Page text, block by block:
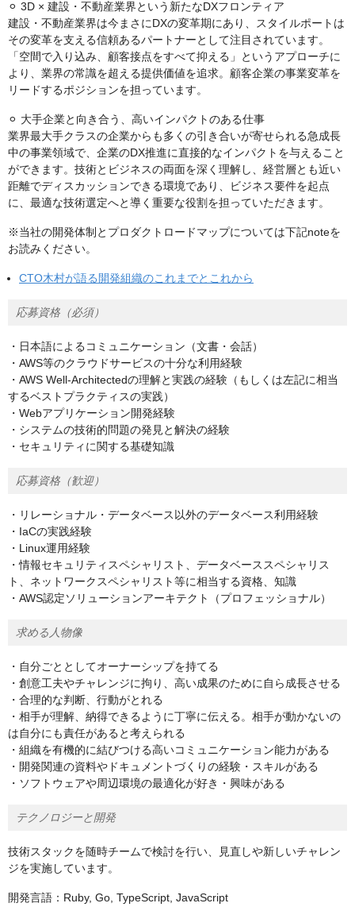
⚪︎ 3D × 建設・不動産業界という新たなDXフロンティア
建設・不動産業界は今まさにDXの変革期にあり、スタイルポートは
その変革を支える信頼あるパートナーとして注目されています。
「空間で入り込み、顧客接点をすべて抑える」というアプローチに
より、業界の常識を超える提供価値を追求。顧客企業の事業変革を
リードするポジションを担っています。
⚪︎ 大手企業と向き合う、高いインパクトのある仕事
業界最大手クラスの企業からも多くの引き合いが寄せられる急成長
中の事業領域で、企業のDX推進に直接的なインパクトを与えること
ができます。技術とビジネスの両面を深く理解し、経営層とも近い
距離でディスカッションできる環境であり、ビジネス要件を起点
に、最適な技術選定へと導く重要な役割を担っていただきます。
※当社の開発体制とプロダクトロードマップについては下記noteを
お読みください。
CTO木村が語る開発組織のこれまでとこれから
応募資格（必須）
・日本語によるコミュニケーション（文書・会話）
・AWS等のクラウドサービスの十分な利用経験
・AWS Well-Architectedの理解と実践の経験（もしくは左記に相当
するベストプラクティスの実践）
・Webアプリケーション開発経験
・システムの技術的問題の発見と解決の経験
・セキュリティに関する基礎知識
応募資格（歓迎）
・リレーショナル・データベース以外のデータベース利用経験
・IaCの実践経験
・Linux運用経験
・情報セキュリティスペシャリスト、データベーススペシャリス
ト、ネットワークスペシャリスト等に相当する資格、知識
・AWS認定ソリューションアーキテクト（プロフェッショナル）
求める人物像
・自分ごととしてオーナーシップを持てる
・創意工夫やチャレンジに拘り、高い成果のために自ら成⻑させる
・合理的な判断、行動がとれる
・相手が理解、納得できるように丁寧に伝える。相手が動かないの
は自分にも責任があると考えられる
・組織を有機的に結びつける高いコミュニケーション能力がある
・開発関連の資料やドキュメントづくりの経験・スキルがある
・ソフトウェアや周辺環境の最適化が好き・興味がある
テクノロジーと開発
技術スタックを随時チームで検討を行い、見直しや新しいチャレン
ジを実施しています。
開発言語：Ruby, Go, TypeScript, JavaScript